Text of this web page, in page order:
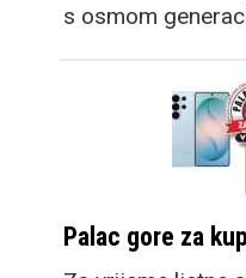
s osmom
Palac gore za